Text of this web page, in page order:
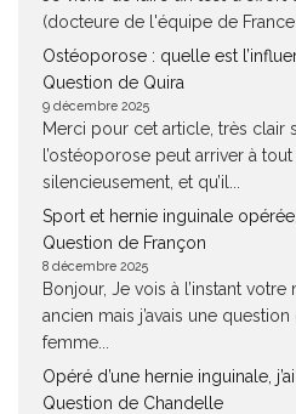
(docteure de l'équipe de France
Ostéoporose : quelle est
Question de Quira
9 décembre 2025
Merci pour cet article, très clair
l’ostéoporose peut arriver à
silencieusement, et qu’il...
Sport et hernie inguinale
Question de Françon
8 décembre 2025
Bonjour, Je vois à l’instant
ancien mais j’avais une
femme...
Opéré d’une hernie inguinale,
Question de Chandelle